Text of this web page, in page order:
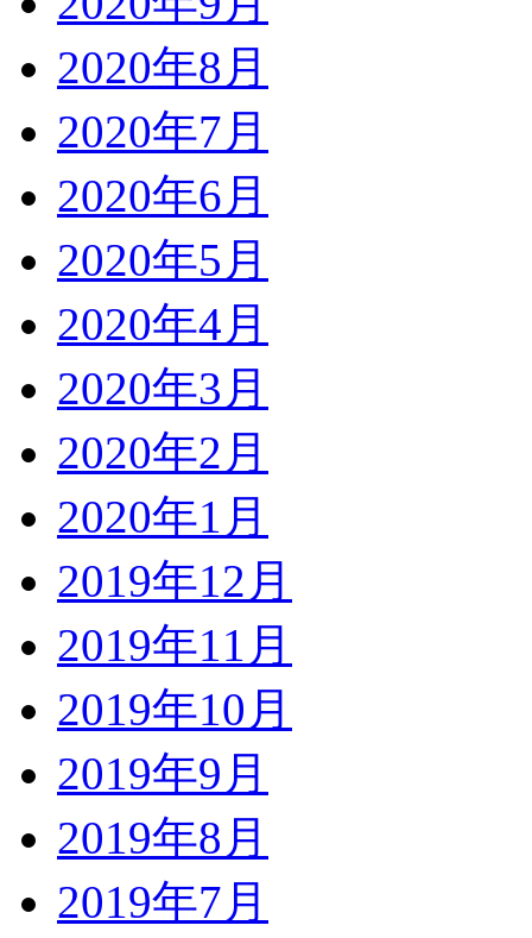
2020年8月
2020年7月
2020年6月
2020年5月
2020年4月
2020年3月
2020年2月
2020年1月
2019年12月
2019年11月
2019年10月
2019年9月
2019年8月
2019年7月